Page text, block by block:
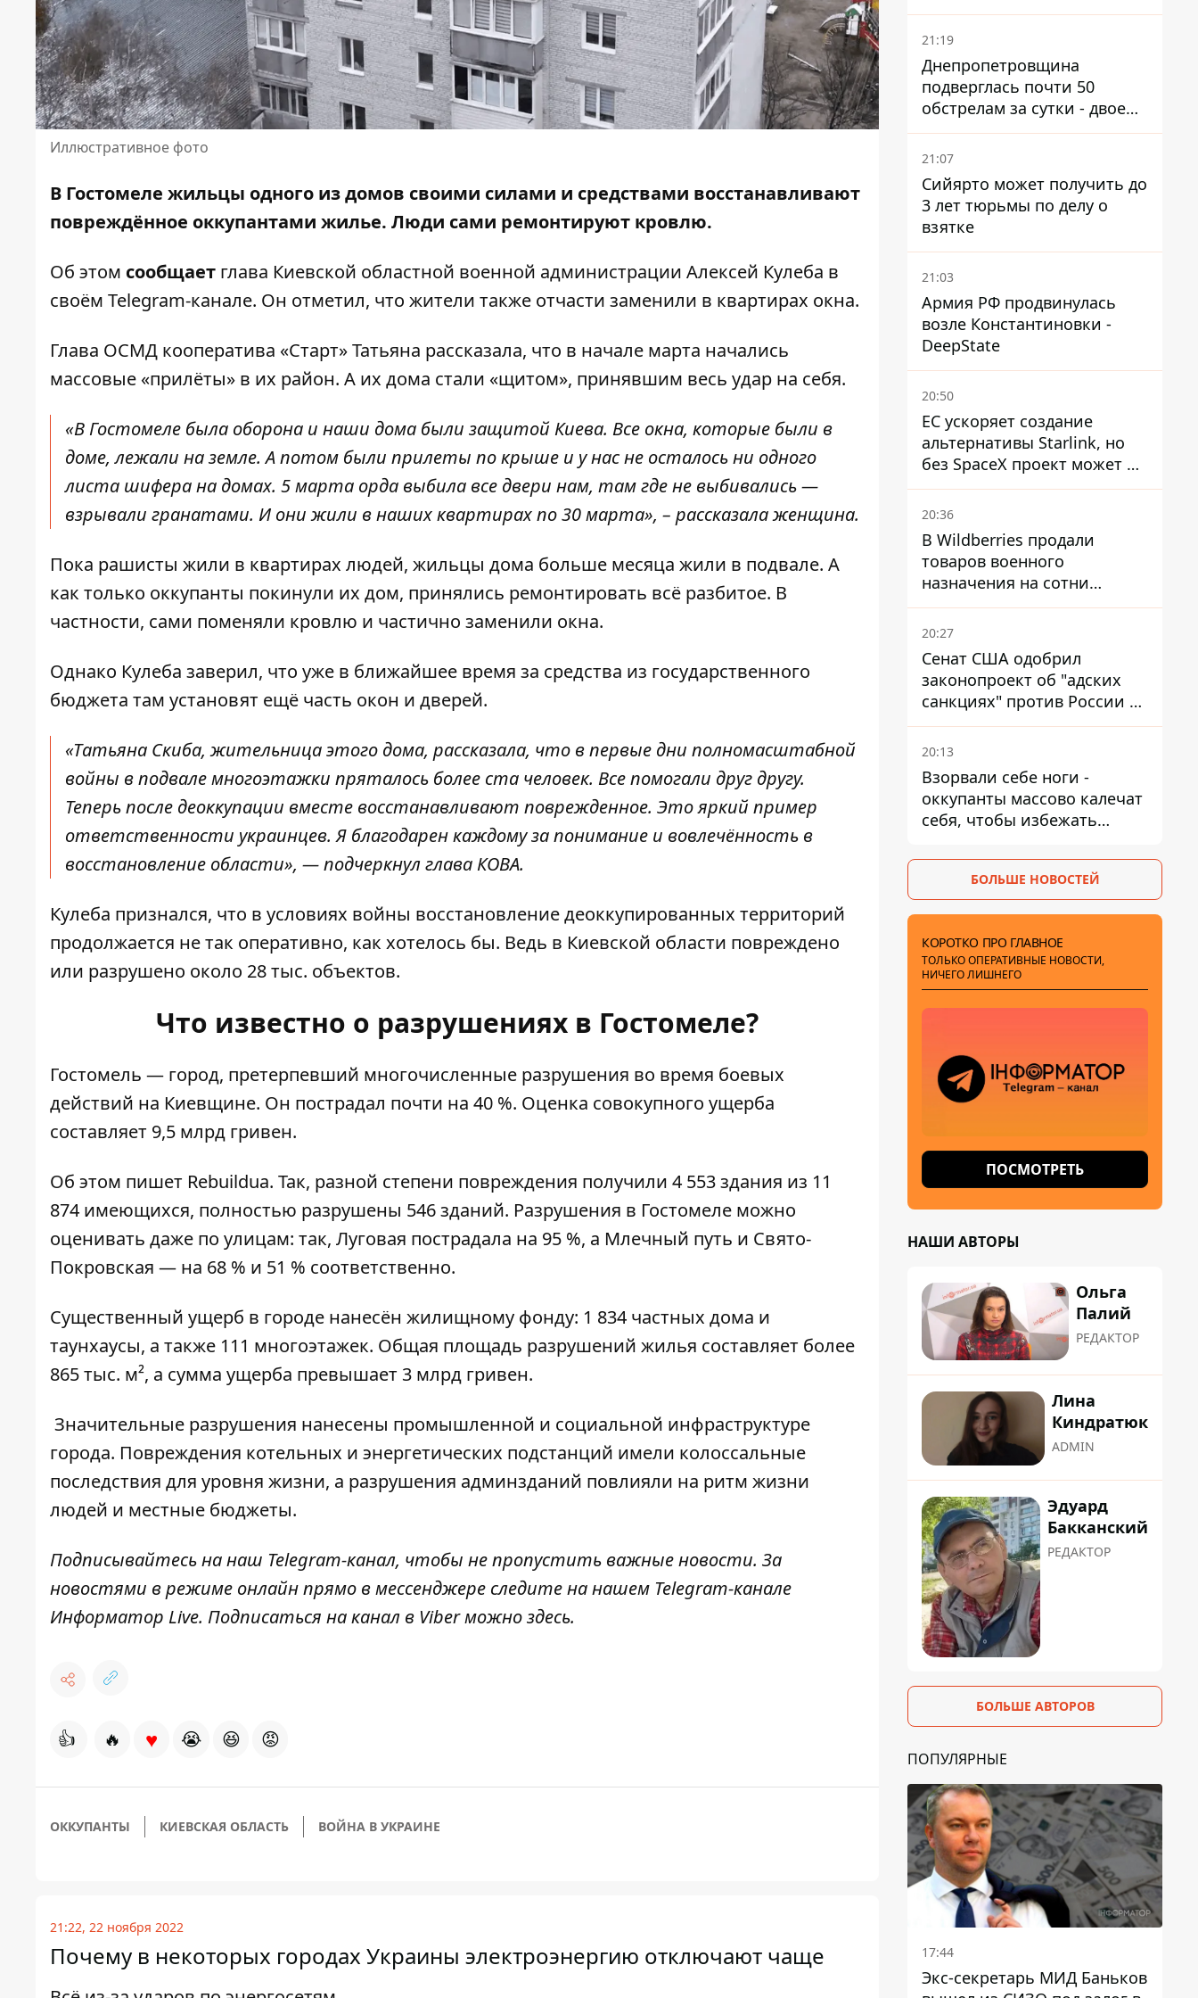
Иллюстративное фото
В Гостомеле жильцы одного из домов своими силами и средствами восстанавливают
повреждённое оккупантами жилье. Люди сами ремонтируют кровлю.
Об этом сообщает глава Киевской областной военной администрации Алексей Кулеба в
своём Telegram-канале. Он отметил, что жители также отчасти заменили в квартирах окна.
Глава ОСМД кооператива «Старт» Татьяна рассказала, что в начале марта начались
массовые «прилёты» в их район. А их дома стали «щитом», принявшим весь удар на себя.
«В Гостомеле была оборона и наши дома были защитой Киева. Все окна, которые были в
доме, лежали на земле. А потом были прилеты по крыше и у нас не осталось ни одного
листа шифера на домах. 5 марта орда выбила все двери нам, там где не выбивались —
взрывали гранатами. И они жили в наших квартирах по 30 марта», – рассказала женщина.
Пока рашисты жили в квартирах людей, жильцы дома больше месяца жили в подвале. А
как только оккупанты покинули их дом, принялись ремонтировать всё разбитое. В
частности, сами поменяли кровлю и частично заменили окна.
Однако Кулеба заверил, что уже в ближайшее время за средства из государственного
бюджета там установят ещё часть окон и дверей.
«Татьяна Скиба, жительница этого дома, рассказала, что в первые дни полномасштабной
войны в подвале многоэтажки пряталось более ста человек. Все помогали друг другу.
Теперь после деоккупации вместе восстанавливают поврежденное. Это яркий пример
ответственности украинцев. Я благодарен каждому за понимание и вовлечённость в
восстановление области», — подчеркнул глава КОВА.
Кулеба признался, что в условиях войны восстановление деоккупированных территорий
продолжается не так оперативно, как хотелось бы. Ведь в Киевской области повреждено
или разрушено около 28 тыс. объектов.
Что известно о разрушениях в Гостомеле?
Гостомель — город, претерпевший многочисленные разрушения во время боевых
действий на Киевщине. Он пострадал почти на 40 %. Оценка совокупного ущерба
составляет 9,5 млрд гривен.
Об этом пишет Rebuildua. Так, разной степени повреждения получили 4 553 здания из 11
874 имеющихся, полностью разрушены 546 зданий. Разрушения в Гостомеле можно
оценивать даже по улицам: так, Луговая пострадала на 95 %, а Млечный путь и Свято-
Покровская — на 68 % и 51 % соответственно.
Существенный ущерб в городе нанесён жилищному фонду: 1 834 частных дома и
таунхаусы, а также 111 многоэтажек. Общая площадь разрушений жилья составляет более
865 тыс. м², а сумма ущерба превышает 3 млрд гривен.
Значительные разрушения нанесены промышленной и социальной инфраструктуре
города. Повреждения котельных и энергетических подстанций имели колоссальные
последствия для уровня жизни, а разрушения админзданий повлияли на ритм жизни
людей и местные бюджеты.
Подписывайтесь на наш Telegram-канал, чтобы не пропустить важные новости. За
новостями в режиме онлайн прямо в мессенджере следите на нашем Telegram-канале
Информатор Live. Подписаться на канал в Viber можноздесь.
👍 🔥 ♥ 😭 😆 😡
ОККУПАНТЫ КИЕВСКАЯ ОБЛАСТЬ ВОЙНА В УКРАИНЕ
21:22, 22 ноября 2022
Почему в некоторых городах Украины электроэнергию отключают чаще
21:19
Днепропетровщина
подверглась почти 50
обстрелам за сутки - двое
погибших, шесть
пострадавших
21:07
Сийярто может получить до
3 лет тюрьмы по делу о
взятке
21:03
Армия РФ продвинулась
возле Константиновки -
DeepState
20:50
ЕС ускоряет создание
альтернативы Starlink, но
без SpaceX проект может не
обойтись
20:36
В Wildberries продали
товаров военного
назначения на сотни
миллионов, но удары ВСУ
изменили ситуацию
20:27
Сенат США одобрил
законопроект об "адских
санкциях" против России и
Ирана
20:13
Взорвали себе ноги -
оккупанты массово калечат
себя, чтобы избежать
БОЛЬШЕ НОВОСТЕЙ
КОРОТКО ПРО ГЛАВНОЕ
ТОЛЬКО ОПЕРАТИВНЫЕ НОВОСТИ,
НИЧЕГО ЛИШНЕГО
ПОСМОТРЕТЬ
НАШИ АВТОРЫ
Ольга
Палий
РЕДАКТОР
Лина
Киндратюк
ADMIN
Эдуард
Бакканский
РЕДАКТОР
БОЛЬШЕ АВТОРОВ
ПОПУЛЯРНЫЕ
17:44
Экс-секретарь МИД Баньков